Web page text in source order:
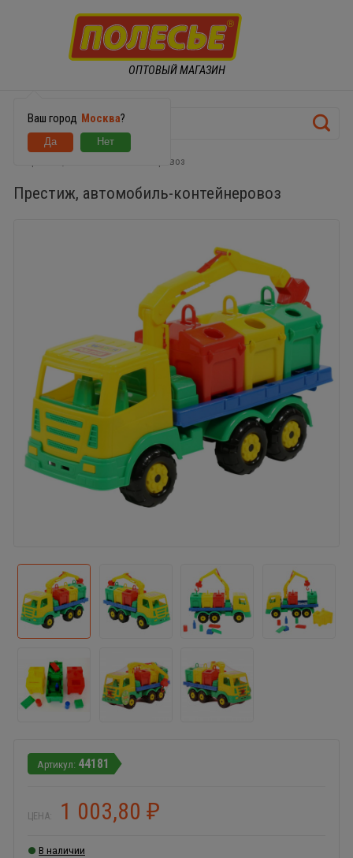
ОПТОВЫЙ МАГАЗИН
Ваш город Москва?
Престиж, автомобиль-контейнеровоз
Престиж, автомобиль-контейнеровоз
44181
ЦЕНА: 1 003,80 ₽
В наличии